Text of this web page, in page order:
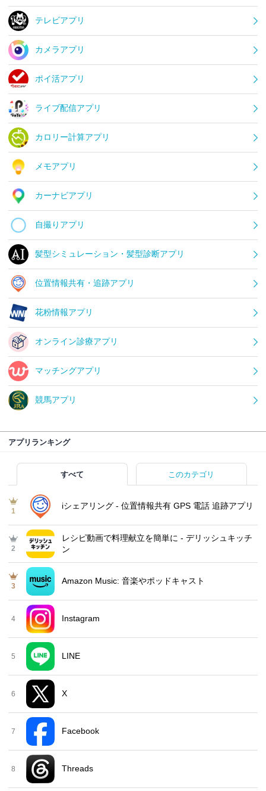
テレビアプリ
カメラアプリ
ポイ活アプリ
ライブ配信アプリ
カロリー計算アプリ
メモアプリ
カーナビアプリ
自撮りアプリ
髪型シミュレーション・髪型診断アプリ
位置情報共有・追跡アプリ
花粉情報アプリ
オンライン診療アプリ
マッチングアプリ
競馬アプリ
アプリランキング
すべて このカテゴリ
1
iシェアリング - 位置情報共有 GPS 電話 追跡アプリ
2
レシピ動画で料理献立を簡単‪に - デリッシュキッチ
ン
3
Amazon Music: 音楽やポッドキャスト
4 Instagram
5 LINE
6 X
7 Facebook
8 Threads